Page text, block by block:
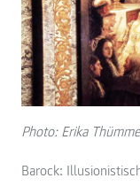
Photo: Erika
Barock: